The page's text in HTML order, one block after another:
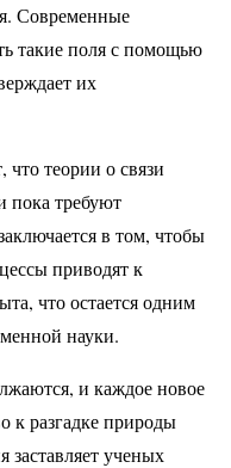
Современные
такие поля с помощью
их
теории о связи
пока требуют
в том, чтобы
приводят к
что остается одним
науки.
и каждое новое
к разгадке природы
заставляет ученых